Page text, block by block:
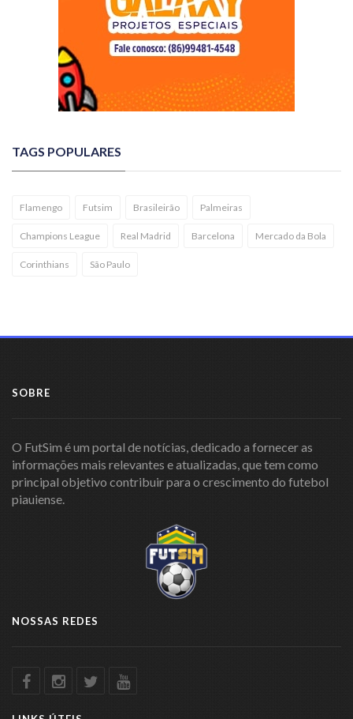
TAGS POPULARES
Flamengo Futsim Brasileirão Palmeiras
Champions League Real Madrid Barcelona Mercado da Bola
Corinthians São Paulo
SOBRE
O FutSim é um portal de notícias, dedicado a fornecer as
informações mais relevantes e atualizadas, que tem como
principal objetivo contribuir para o crescimento do futebol
piauiense.
NOSSAS REDES